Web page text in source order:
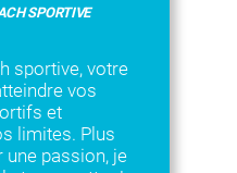
SPORTIVE
sportive, votre
vos
et
limites. Plus
une passion, je